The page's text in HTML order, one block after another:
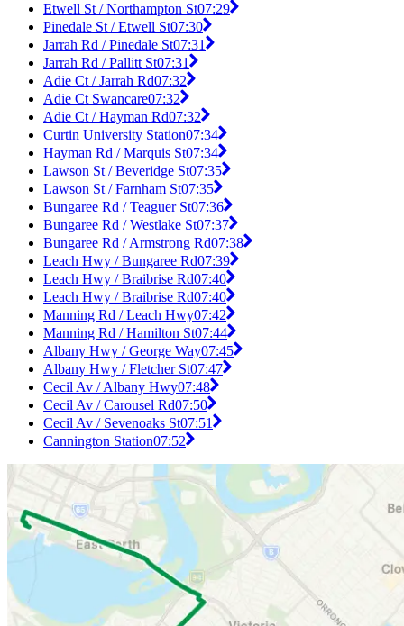
Etwell St / Northampton St07:29
Pinedale St / Etwell St07:30
Jarrah Rd / Pinedale St07:31
Jarrah Rd / Pallitt St07:31
Adie Ct / Jarrah Rd07:32
Adie Ct Swancare07:32
Adie Ct / Hayman Rd07:32
Curtin University Station07:34
Hayman Rd / Marquis St07:34
Lawson St / Beveridge St07:35
Lawson St / Farnham St07:35
Bungaree Rd / Teaguer St07:36
Bungaree Rd / Westlake St07:37
Bungaree Rd / Armstrong Rd07:38
Leach Hwy / Bungaree Rd07:39
Leach Hwy / Braibrise Rd07:40
Leach Hwy / Braibrise Rd07:40
Manning Rd / Leach Hwy07:42
Manning Rd / Hamilton St07:44
Albany Hwy / George Way07:45
Albany Hwy / Fletcher St07:47
Cecil Av / Albany Hwy07:48
Cecil Av / Carousel Rd07:50
Cecil Av / Sevenoaks St07:51
Cannington Station07:52